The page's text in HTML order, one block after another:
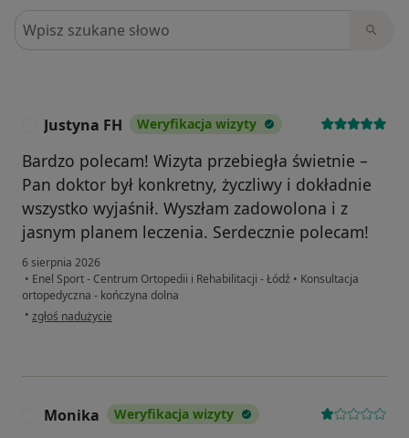
Szukaj w opiniach
Justyna FH Weryfikacja wizyty
Bardzo polecam! Wizyta przebiegła świetnie –
Pan doktor był konkretny, życzliwy i dokładnie
wszystko wyjaśnił. Wyszłam zadowolona i z
jasnym planem leczenia. Serdecznie polecam!
6 sierpnia 2026
• Enel Sport - Centrum Ortopedii i Rehabilitacji - Łódź • Konsultacja
ortopedyczna - kończyna dolna
• w opinii użytkownika Justyna FH
zgłoś nadużycie
Monika Weryfikacja wizyty